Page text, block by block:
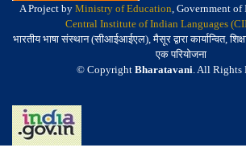
A Project by Ministry of Education, Government of
Central Institute of Indian Languages
भारतीय भाषा संस्थान (सीआईआईएल), मैसूर द्वारा कार्यान्वित,
एक परियोजना
© Copyright Bharatavani. All Rights